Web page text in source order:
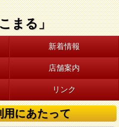
まる」
新着情報
店舗案内
リンク
用にあたって